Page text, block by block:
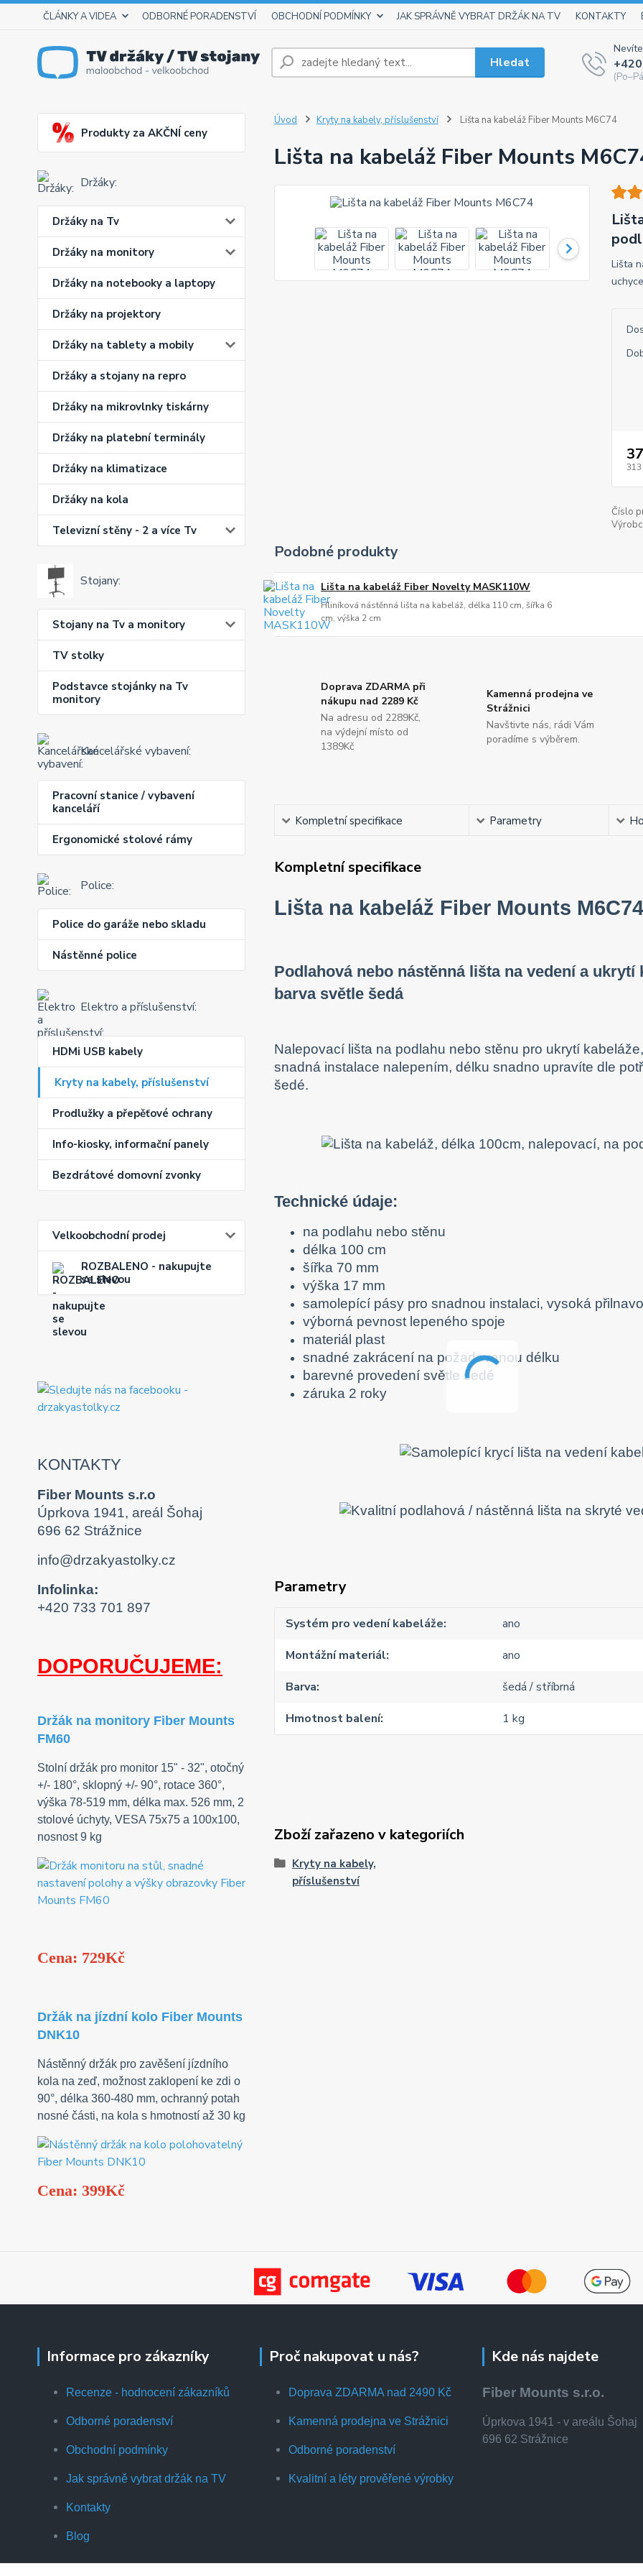
ČLÁNKY A VIDEA ODBORNÉ PORADENSTVÍ OBCHODNÍ PODMÍNKY JAK SPRÁVNĚ VYBRAT DRŽÁK NA TV KONTAKTY
Hledat
Produkty za AKČNÍ ceny
Držáky:
Držáky na Tv
Držáky na monitory
Držáky na notebooky a laptopy
Držáky na projektory
Držáky na tablety a mobily
Držáky a stojany na repro
Držáky na mikrovlnky tiskárny
Držáky na platební terminály
Držáky na klimatizace
Držáky na kola
Televizní stěny - 2 a více Tv
Stojany:
Stojany na Tv a monitory
TV stolky
Podstavce stojánky na Tv
monitory
Kancelářské vybavení:
Pracovní stanice / vybavení
kanceláří
Ergonomické stolové rámy
Police:
Police do garáže nebo skladu
Nástěnné police
Elektro a příslušenství:
HDMi USB kabely
Kryty na kabely, příslušenství
Prodlužky a přepěťové ochrany
Info-kiosky, informační panely
Bezdrátové domovní zvonky
Velkoobchodní prodej
ROZBALENO - nakupujte
se slevou
KONTAKTY
Fiber Mounts s.r.o
Úprkova 1941, areál Šohaj
696 62 Strážnice
info@drzakyastolky.cz
Infolinka:
+420 733 701 897
DOPORUČUJEME:
Držák na monitory Fiber Mounts
FM60
Stolní držák pro monitor 15" - 32", otočný
+/- 180°, sklopný +/- 90°, rotace 360°,
výška 78-519 mm, délka max. 526 mm, 2
stolové úchyty, VESA 75x75 a 100x100,
nosnost 9 kg
Cena: 729Kč
Držák na jízdní kolo Fiber Mounts
DNK10
Nástěnný držák pro zavěšení jízdního
kola na zeď, možnost zaklopení ke zdi o
90°, délka 360-480 mm, ochranný potah
nosné části, na kola s hmotností až 30 kg
Cena: 399Kč
Úvod Kryty na kabely, příslušenství Lišta na kabeláž Fiber Mounts M6C74
Lišta na kabeláž Fiber Mounts
Lišta
313
Číslo
Podobné produkty
Lišta na kabeláž Fiber Novelty MASK110W
Hliníková nástěnná lišta na kabeláž, délka 110 cm, šířka 6
cm, výška 2 cm
Doprava ZDARMA při
nákupu nad 2289 Kč
Na adresu od 2289Kč,
na výdejní místo od
1389Kč
Kamenná prodejna ve
Strážnici
Navštivte nás, rádi Vám
poradíme s výběrem.
Kompletní specifikace Parametry
Kompletní specifikace
Lišta na kabeláž Fiber Mounts M6C74
Podlahová nebo nástěnná lišta na vedení a ukrytí
barva světle šedá
Nalepovací lišta na podlahu nebo stěnu pro ukrytí
snadná instalace nalepením, délku snadno upravíte dle
šedé.
Technické údaje:
na podlahu nebo stěnu
délka 100 cm
šířka 70 mm
výška 17 mm
samolepící pásy pro snadnou instalaci, vysoká
výborná pevnost lepeného spoje
materiál plast
snadné zakrácení na požadovanou délku
barevné provedení světle šedé
záruka 2 roky
Parametry
Systém pro vedení kabeláže
ano
Montážní materiál
ano
Barva
šedá / stříbrná
Hmotnost balení
1 kg
Zboží zařazeno v kategoriích
Kryty na kabely,
příslušenství
Informace pro zákazníky
Recenze - hodnocení zákazníků
Odborné poradenství
Obchodní podmínky
Jak správně vybrat držák na TV
Kontakty
Blog
Proč nakupovat u nás?
Doprava ZDARMA nad 2490 Kč
Kamenná prodejna ve Strážnici
Odborné poradenství
Kvalitní a léty prověřené výrobky
Kde nás najdete
Fiber Mounts s.r.o.
Úprkova 1941 - v areálu Šohaj
696 62 Strážnice